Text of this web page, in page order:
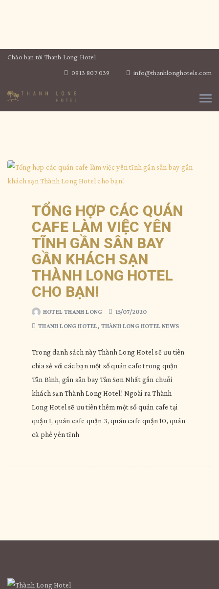
Chào bạn tới Thanh Long Hotel
0913 807 039
info@thanhlonghotels.com
TỔNG HỢP CÁC QUÁN
CAFE LÀM VIỆC YÊN
TĨNH GẦN SÂN BAY
GẦN KHÁCH SẠN
THÀNH LONG HOTEL
CHO BẠN!
HOTEL THANH LONG
15/07/2020
THANH LONG HOTEL, THÀNH LONG HOTEL NEWS
Trong danh sách này Thành Long Hotel sẽ ưu tiên
chia sẻ với các bạn một số quán cafe trong quận
Tân Bình, gần sân bay Tân Sơn Nhất gần chuỗi
khách sạn Thành Long Hotel! Ngoài ra Thành
Long Hotel sẽ ưu tiên thêm một số quán cafe tại
quận 1, quán cafe quận 3, quán cafe quận 10, quán
cà phê yên tĩnh